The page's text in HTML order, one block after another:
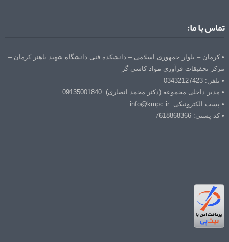
تماس با ما:
• کرمان – بلوار جمهوری اسلامی – دانشکده فنی دانشگاه شهید باهنر کرمان –
مرکز تحقیقات فرآوری مواد کاشی گر
• تلفن: 03432127423
• مدیر داخلی مجموعه (دکتر محمد انصاری): 09135001840
• پست الکترونیکی: info@kmpc.ir
• کد پستی: 7618868366